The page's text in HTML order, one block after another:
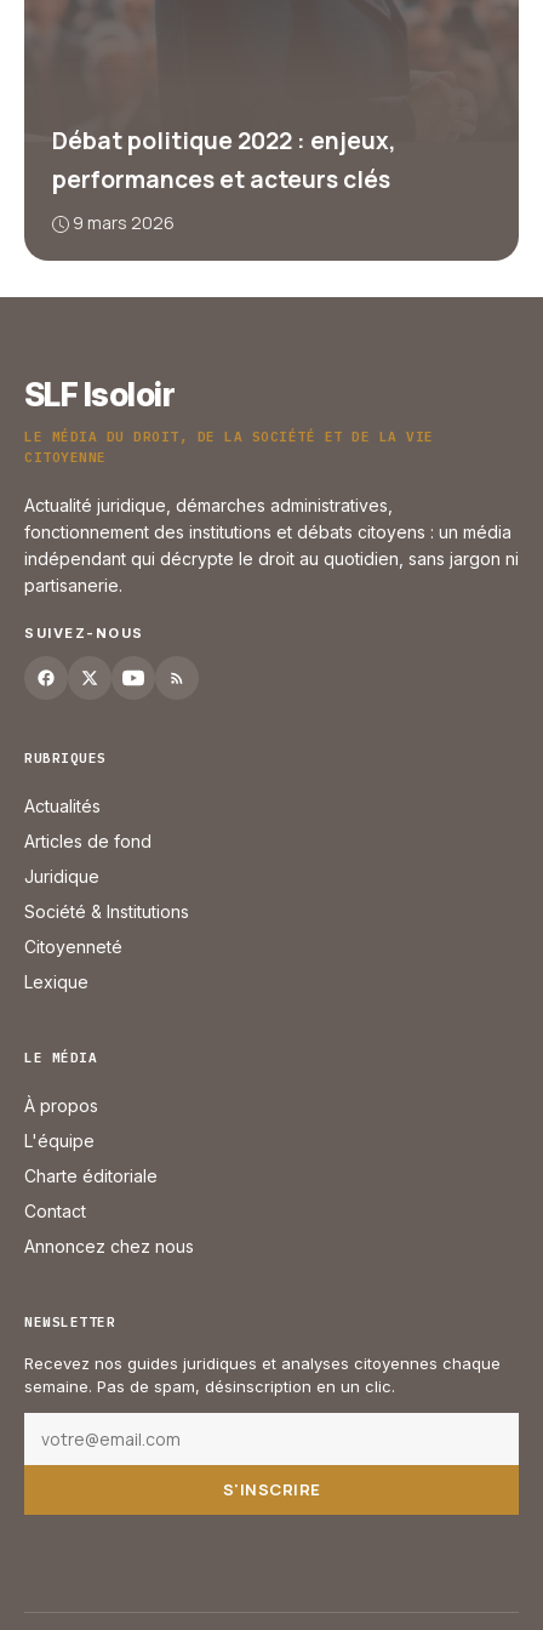
Débat politique 2022 : enjeux,
performances et acteurs clés
9 mars 2026
SLF Isoloir
LE MÉDIA DU DROIT, DE LA SOCIÉTÉ ET DE LA VIE
CITOYENNE
Actualité juridique, démarches administratives,
fonctionnement des institutions et débats citoyens : un média
indépendant qui décrypte le droit au quotidien, sans jargon ni
partisanerie.
SUIVEZ-NOUS
RUBRIQUES
Actualités
Articles de fond
Juridique
Société & Institutions
Citoyenneté
Lexique
LE MÉDIA
À propos
L'équipe
Charte éditoriale
Contact
Annoncez chez nous
NEWSLETTER
Recevez nos guides juridiques et analyses citoyennes chaque
semaine. Pas de spam, désinscription en un clic.
S'INSCRIRE